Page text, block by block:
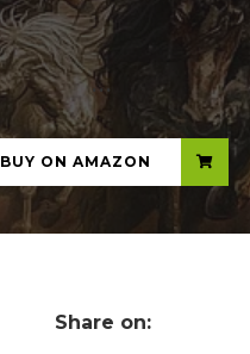
...
BUY ON AMAZON
Share on: